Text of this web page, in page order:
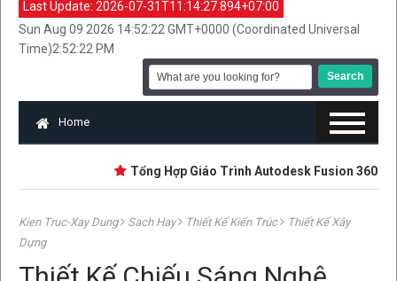
Last Update: 2026-07-31T11:14:27.894+07:00
Sun Aug 09 2026 14:52:22 GMT+0000 (Coordinated Universal
Time)2:52:22 PM
Home
Tổng Hợp Giáo Trình Autodesk Fusion 360 | Mới
Kien Truc-Xay Dung Sach Hay Thiết Kế Kiến Trúc
Thiết Kế Xây
Dựng